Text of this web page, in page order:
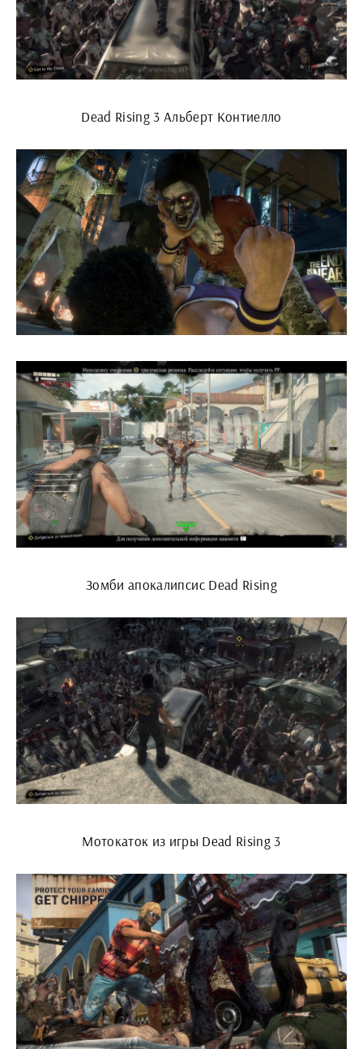
Dead Rising 3 Альберт Контиелло
Зомби апокалипсис Dead Rising
Мотокаток из игры Dead Rising 3